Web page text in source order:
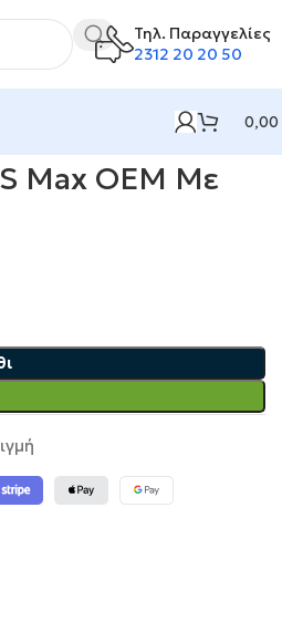
Τηλ. Παραγγελίες
2312 20 20 50
0,00
Max OEM Με